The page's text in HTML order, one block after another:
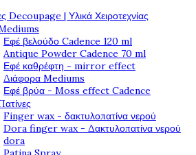
Decoupage | Υλικά Χειροτεχνίας
Εφέ βελούδο Cadence 120 ml
Antique Powder Cadence 70 ml
Εφέ καθρέφτη - mirror effect
Διάφορα Mediums
Εφέ βρύα - Moss effect Cadence
Finger wax - δακτυλοπατίνα νερού
Dora finger wax - Δακτυλοπατίνα νερού
dora